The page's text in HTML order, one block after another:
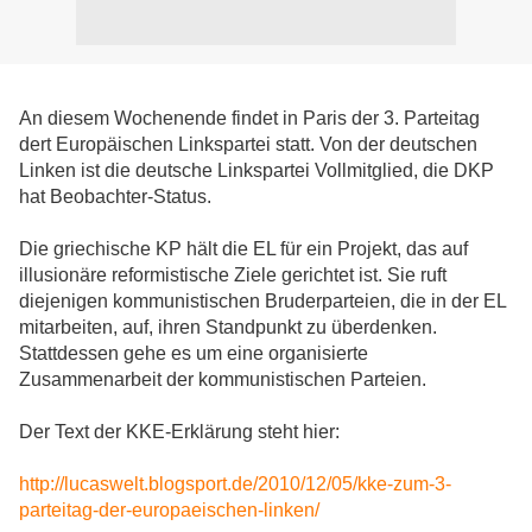
An diesem Wochenende findet in Paris der 3. Parteitag
dert Europäischen Linkspartei statt. Von der deutschen
Linken ist die deutsche Linkspartei Vollmitglied, die DKP
hat Beobachter-Status.
Die griechische KP hält die EL für ein Projekt, das auf
illusionäre reformistische Ziele gerichtet ist. Sie ruft
diejenigen kommunistischen Bruderparteien, die in der EL
mitarbeiten, auf, ihren Standpunkt zu überdenken.
Stattdessen gehe es um eine organisierte
Zusammenarbeit der kommunistischen Parteien.
Der Text der KKE-Erklärung steht hier:
http://lucaswelt.blogsport.de/2010/12/05/kke-zum-3-
parteitag-der-europaeischen-linken/